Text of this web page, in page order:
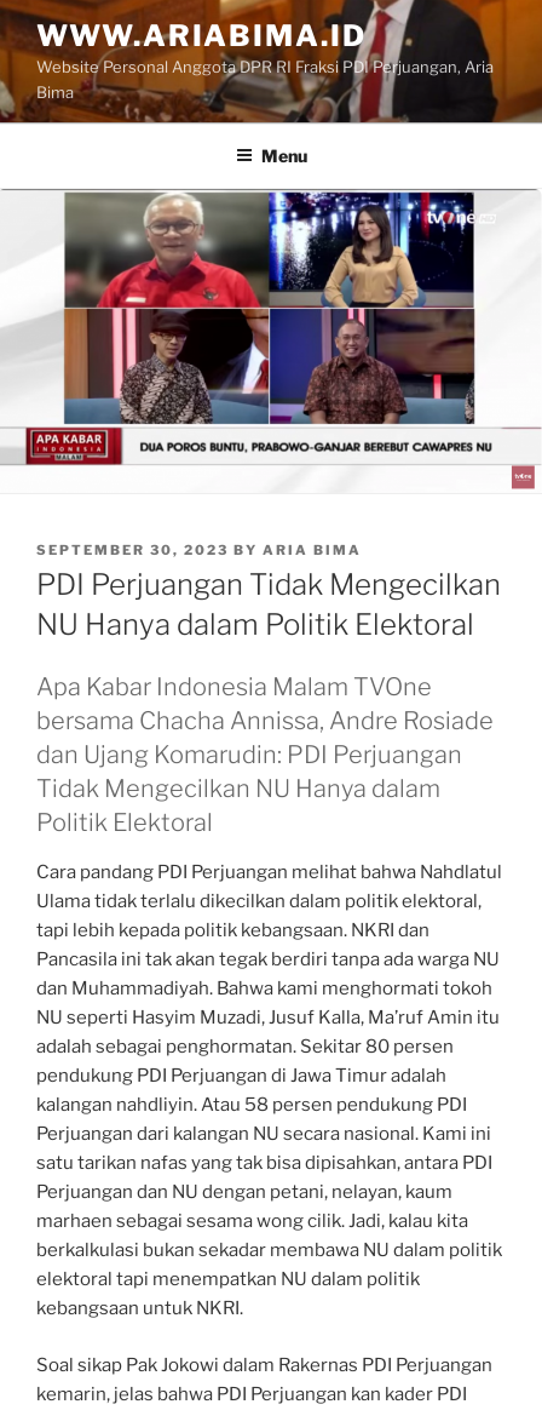
Skip
to
content
WWW.ARIABIMA.ID
Website Personal Anggota DPR RI Fraksi PDI Perjuangan, Aria
Bima
Menu
POSTED
ON
SEPTEMBER 30, 2023 BY ARIA BIMA
PDI Perjuangan Tidak Mengecilkan
NU Hanya dalam Politik Elektoral
Apa Kabar Indonesia Malam TVOne
bersama Chacha Annissa, Andre Rosiade
dan Ujang Komarudin: PDI Perjuangan
Tidak Mengecilkan NU Hanya dalam
Politik Elektoral
Cara pandang PDI Perjuangan melihat bahwa Nahdlatul
Ulama tidak terlalu dikecilkan dalam politik elektoral,
tapi lebih kepada politik kebangsaan. NKRI dan
Pancasila ini tak akan tegak berdiri tanpa ada warga NU
dan Muhammadiyah. Bahwa kami menghormati tokoh
NU seperti Hasyim Muzadi, Jusuf Kalla, Ma’ruf Amin itu
adalah sebagai penghormatan. Sekitar 80 persen
pendukung PDI Perjuangan di Jawa Timur adalah
kalangan nahdliyin. Atau 58 persen pendukung PDI
Perjuangan dari kalangan NU secara nasional. Kami ini
satu tarikan nafas yang tak bisa dipisahkan, antara PDI
Perjuangan dan NU dengan petani, nelayan, kaum
marhaen sebagai sesama wong cilik. Jadi, kalau kita
berkalkulasi bukan sekadar membawa NU dalam politik
elektoral tapi menempatkan NU dalam politik
kebangsaan untuk NKRI.
Soal sikap Pak Jokowi dalam Rakernas PDI Perjuangan
kemarin, jelas bahwa PDI Perjuangan kan kader PDI